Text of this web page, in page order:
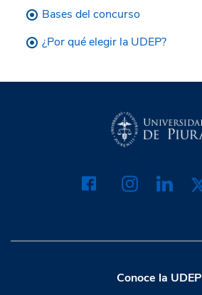
Bases del concurso
¿Por qué elegir la UDEP?
Conoce la UDEP